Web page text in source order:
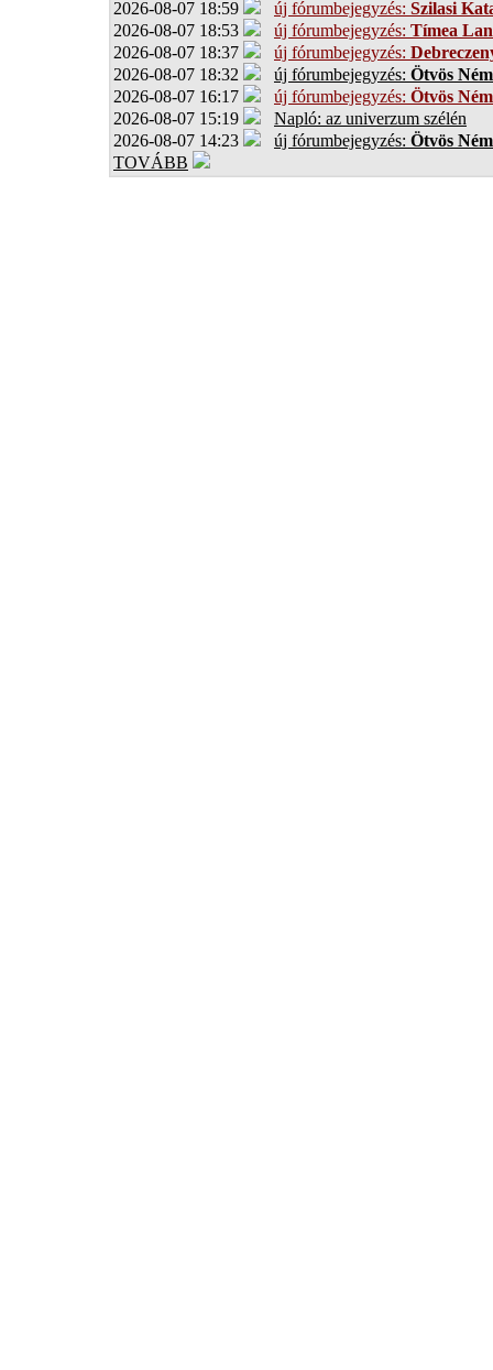
2026-08-07 18:59 új fórumbejegyzés: Szilasi
2026-08-07 18:53
új fórumbejegyzés: Tímea
2026-08-07 18:37
új fórumbejegyzés:
2026-08-07 18:32
új fórumbejegyzés: Ötvös
2026-08-07 16:17
új fórumbejegyzés: Ötvös
2026-08-07 15:19
Napló: az univerzum szélén
2026-08-07 14:23
új fórumbejegyzés: Ötvös
TOVÁBB